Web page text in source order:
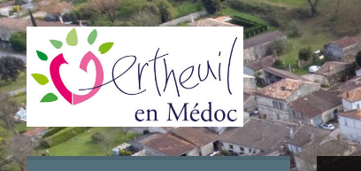
Skip
to
content
Skip
to
left
sidebar
Skip
to
right
sidebar
Skip
to
footer